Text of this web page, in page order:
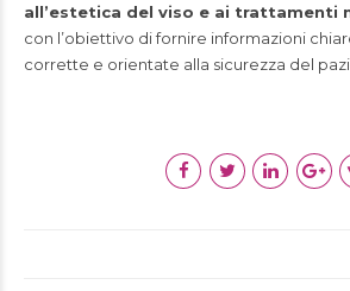
all’estetica del viso e ai trattamenti
con l’obiettivo di fornire informazioni
corrette e orientate alla sicurezza del